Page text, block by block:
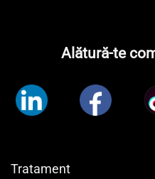
Alătură-te
Tratament